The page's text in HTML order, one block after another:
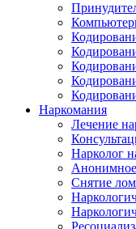
Наркомания
Лечение
Нарколог
Снятие